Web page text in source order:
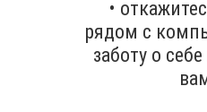
•
рядом с
заботу о